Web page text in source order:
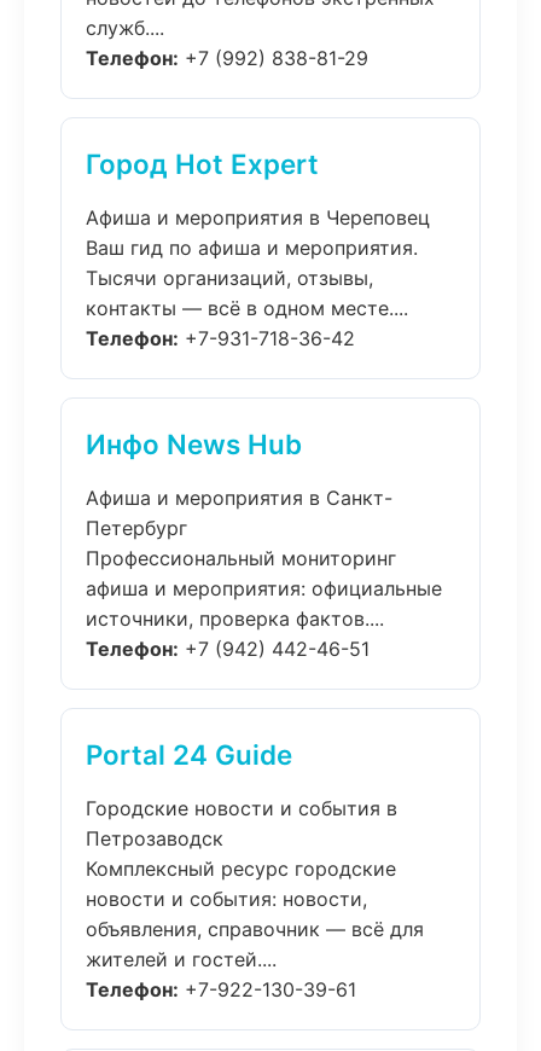
служб....
Телефон: +7 (992) 838-81-29
Город Hot Expert
Афиша и мероприятия в Череповец
Ваш гид по афиша и мероприятия.
Тысячи организаций, отзывы,
контакты — всё в одном месте....
Телефон: +7-931-718-36-42
Инфо News Hub
Афиша и мероприятия в Санкт-
Петербург
Профессиональный мониторинг
афиша и мероприятия: официальные
источники, проверка фактов....
Телефон: +7 (942) 442-46-51
Portal 24 Guide
Городские новости и события в
Петрозаводск
Комплексный ресурс городские
новости и события: новости,
объявления, справочник — всё для
жителей и гостей....
Телефон: +7-922-130-39-61